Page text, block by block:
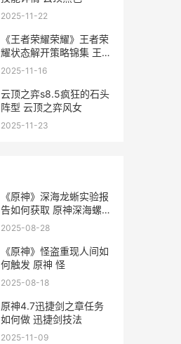
2025-11-22
《王者荣耀荣耀》王者荣
耀状态解开策略锦集 王者
荣耀荣耀黄金是什么段位
2025-11-16
云顶之弈s8.5疯狂的石头
阵型 云顶之弈风女
2025-11-23
《原神》深海龙蜥实验报
告如何获取 原神深海螺旋
怎么进去
2025-08-28
《原神》怪盗重现人间如
何触发 原神 怪
2025-08-18
原神4.7迅捷剑之章任务
如何做 迅捷剑技法
2025-11-09